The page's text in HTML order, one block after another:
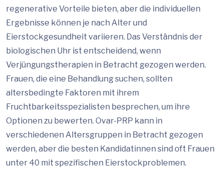
regenerative Vorteile bieten, aber die individuellen
Ergebnisse können je nach Alter und
Eierstockgesundheit variieren. Das Verständnis der
biologischen Uhr ist entscheidend, wenn
Verjüngungstherapien in Betracht gezogen werden.
Frauen, die eine Behandlung suchen, sollten
altersbedingte Faktoren mit ihrem
Fruchtbarkeitsspezialisten besprechen, um ihre
Optionen zu bewerten. Ovar-PRP kann in
verschiedenen Altersgruppen in Betracht gezogen
werden, aber die besten Kandidatinnen sind oft Frauen
unter 40 mit spezifischen Eierstockproblemen.